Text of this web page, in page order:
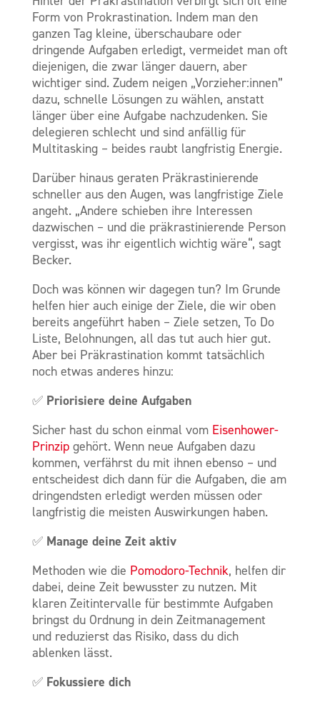
Form von Prokrastination. Indem man den
ganzen Tag kleine, überschaubare oder
dringende Aufgaben erledigt, vermeidet man oft
diejenigen, die zwar länger dauern, aber
wichtiger sind. Zudem neigen „Vorzieher:innen”
dazu, schnelle Lösungen zu wählen, anstatt
länger über eine Aufgabe nachzudenken. Sie
delegieren schlecht und sind anfällig für
Multitasking – beides raubt langfristig Energie.
Darüber hinaus geraten Präkrastinierende
schneller aus den Augen, was langfristige Ziele
angeht. „Andere schieben ihre Interessen
dazwischen – und die präkrastinierende Person
vergisst, was ihr eigentlich wichtig wäre“, sagt
Becker.
Doch was können wir dagegen tun? Im Grunde
helfen hier auch einige der Ziele, die wir oben
bereits angeführt haben – Ziele setzen, To Do
Liste, Belohnungen, all das tut auch hier gut.
Aber bei Präkrastination kommt tatsächlich
noch etwas anderes hinzu:
✅ Priorisiere deine Aufgaben
Sicher hast du schon einmal vom Eisenhower-
Prinzip gehört. Wenn neue Aufgaben dazu
kommen, verfährst du mit ihnen ebenso – und
entscheidest dich dann für die Aufgaben, die am
dringendsten erledigt werden müssen oder
langfristig die meisten Auswirkungen haben.
✅ Manage deine Zeit aktiv
Methoden wie die Pomodoro-Technik, helfen dir
dabei, deine Zeit bewusster zu nutzen. Mit
klaren Zeitintervalle für bestimmte Aufgaben
bringst du Ordnung in dein Zeitmanagement
und reduzierst das Risiko, dass du dich
ablenken lässt.
✅ Fokussiere dich